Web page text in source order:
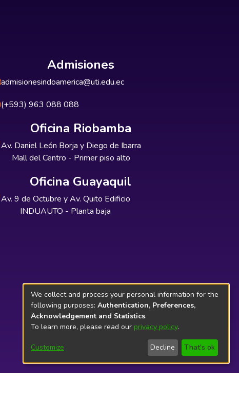
Admisiones
admisionesindoamerica@uti.edu.ec
(+593) 963 088 088
Oficina Riobamba
Av. Daniel León Borja y Diego de Ibarra
Mall del Centro - Primer piso alto
Oficina Guayaquil
Av. 9 de Octubre y Av. Quito Edificio
INDUAUTO - Planta baja
We collect and process your personal information for the
following purposes: Authentication, Preferences,
Acknowledgement and Statistics.
To learn more, please read our privacy policy.
Customize Decline That's ok